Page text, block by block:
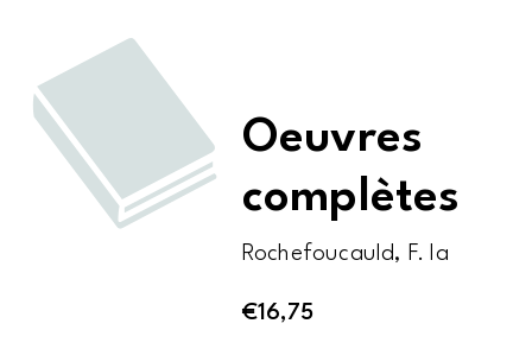
Oeuvres
complètes
Rochefoucauld, F. la
€16,75